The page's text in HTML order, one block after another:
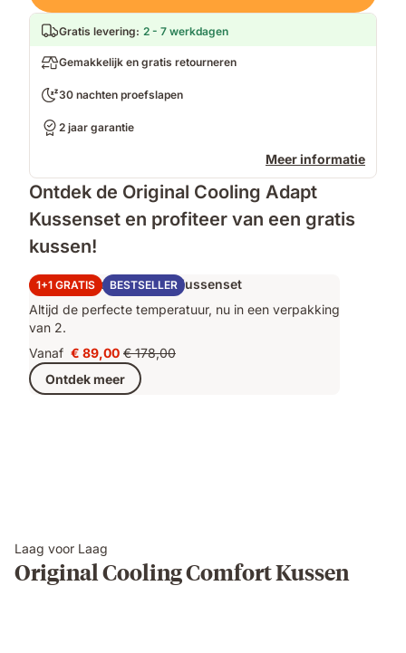
Gratis levering: 2 - 7 werkdagen
Gemakkelijk en gratis retourneren
30 nachten proefslapen
2 jaar garantie
Meer informatie
Ontdek de Original Cooling Adapt
Kussenset en profiteer van een gratis
kussen!
1+1 GRATIS BESTSELLER
Original Cooling Adapt Kussenset
Altijd de perfecte temperatuur, nu in een verpakking
van 2.
Vanaf Prijs
€ 89,00
€ 89,00Oorspronkelijke
prijs
€ 178,00
€ 178,00
Ontdek meer
Laag voor Laag
Original Cooling Comfort Kussen